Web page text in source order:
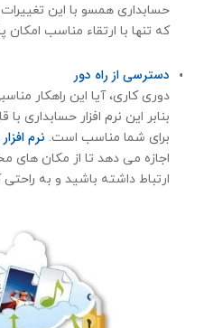
حسابداری همسو با این
که تنها با ارتقاء مناسب امکان
دسترسی از راه دور
دوری کاری، آیا این راهكار
بنابر این نرم افزار حسابداری با
برای شما مناسب است. نرم
اجازه می دهد تا از مکان های
ارتباط داشته باشید و به راحتی